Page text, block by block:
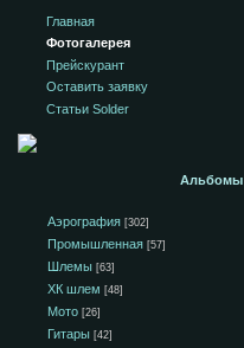
Главная
Фотогалерея
Прейскурант
Оставить заявку
Статьи Solder
Альбомы
Аэрография [302]
Промышленная [57]
Шлемы [63]
ХК шлем [48]
Мото [26]
Гитары [42]